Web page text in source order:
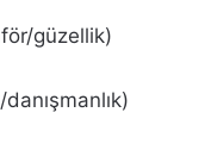
güzellik)